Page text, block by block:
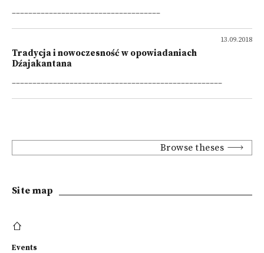
____________________________________
13.09.2018
Tradycja i nowoczesność w opowiadaniach
Dźajakantana
___________________________________________________
Browse theses
Site map
Events